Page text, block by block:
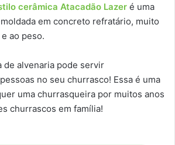
cerâmica Atacadão Lazer é uma
em concreto refratário, muito
ao peso.
de alvenaria pode servir
no seu churrasco! Essa é uma
uma churrasqueira por muitos anos
churrascos em família!